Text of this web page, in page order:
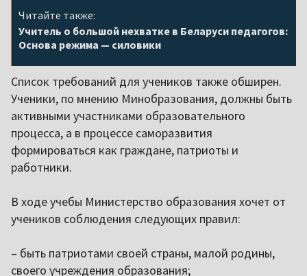
Читайте также:
Учитель о большой нехватке в Беларуси педагогов:
Основа режима — силовики
Список требований для учеников также обширен.
Ученики, по мнению Минобразования, должны быть
активными участниками образовательного
процесса, а в процессе саморазвития
формироваться как граждане, патриоты и
работники.
В ходе учебы Министерство образования хочет от
учеников соблюдения следующих правил:
– быть патриотами своей страны, малой родины,
своего учреждения образования;